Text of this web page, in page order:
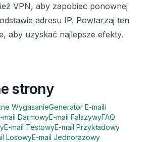
VPN, aby zapobiec ponownej
adresu IP. Powtarzaj ten
aby uzyskać najlepsze efekty.
strony
WygasanieGenerator E-maili
mail DarmowyE-mail FalszywyFAQ
E-mail TestowyE-mail Przykładowy
LosowyE-mail Jednorazowy